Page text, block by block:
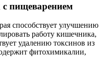
пищеварением
способствует улучшению
работу кишечника,
удалению токсинов из
фитохимикалии,